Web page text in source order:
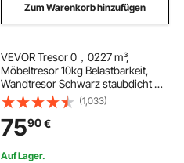
Zum Warenkorb hinzufügen
VEVOR Tresor 0，0227 m³,
Möbeltresor 10kg Belastbarkeit,
Wandtresor Schwarz staubdicht mit
Fingerabdruck Code Digital-
Tastenfeld Schlüssel 4
Schlosssystemen Sicherheitstresor
Wohnung Hotel Büro
(1,033)
7590€
Auf Lager.